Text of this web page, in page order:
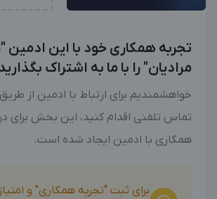
تجربه همکاری خود با این ادمین
مرادیان" را با ما به اشتراک
خواهشمندیم برای ارتباط با ادمین از
تماس تلفنی اقدام کنید، این بخش برای
همکاری با ادمین ایجاد شده است.
برای ثبت "تجربه همکاری" و